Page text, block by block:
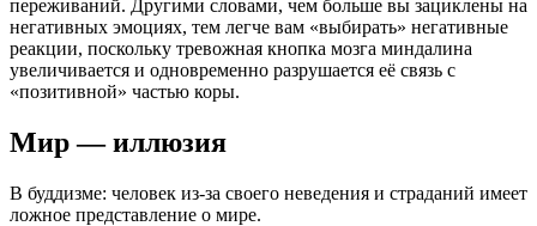
переживаний. Другими словами, чем больше вы зациклены на
негативных эмоциях, тем легче вам «выбирать» негативные
реакции, поскольку тревожная кнопка мозга миндалина
увеличивается и одновременно разрушается её связь с
«позитивной» частью коры.
Мир — иллюзия
В буддизме: человек из-за своего неведения и страданий имеет
ложное представление о мире.